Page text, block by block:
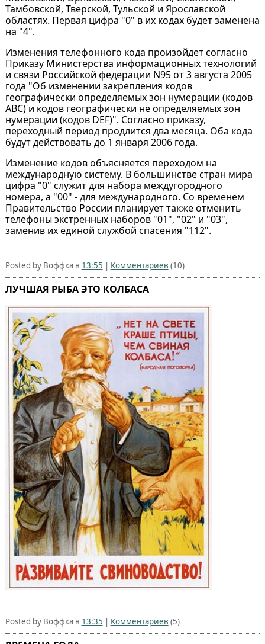
Тамбовской, Тверской, Тульской и Ярославской
областях. Первая цифра "0" в их кодах будет заменена
на "4".
Изменения телефонного кода произойдет согласно
Приказу Министерства информационных технологий
и связи Российской федерации N95 от 3 августа 2005
года "Об изменении закрепления кодов
географически определяемых зон нумерации (кодов
АВС) и кодов географически не определяемых зон
нумерации (кодов DEF)". Согласно приказу,
переходный период продлится два месяца. Оба кода
будут действовать до 1 января 2006 года.
Изменение кодов объясняется переходом на
международную систему. В большинстве стран мира
цифра "0" служит для набора междугородного
номера, а "00" - для международного. Со временем
Правительство России планирует также отменить
телефоны экстренных наборов "01", "02" и "03",
заменив их единой службой спасения "112".
Posted by Воффка в 13:55 | Комментариев (10)
ЛУЧШАЯ РЫБА ЭТО КОЛБАСА
Posted by Воффка в 13:35 | Комментариев (5)